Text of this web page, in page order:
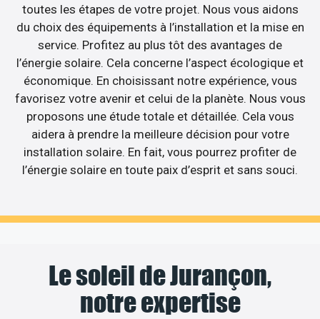
toutes les étapes de votre projet. Nous vous aidons
du choix des équipements à l’installation et la mise en
service. Profitez au plus tôt des avantages de
l’énergie solaire. Cela concerne l’aspect écologique et
économique. En choisissant notre expérience, vous
favorisez votre avenir et celui de la planète. Nous vous
proposons une étude totale et détaillée. Cela vous
aidera à prendre la meilleure décision pour votre
installation solaire. En fait, vous pourrez profiter de
l’énergie solaire en toute paix d’esprit et sans souci.
Le soleil de Jurançon,
notre expertise